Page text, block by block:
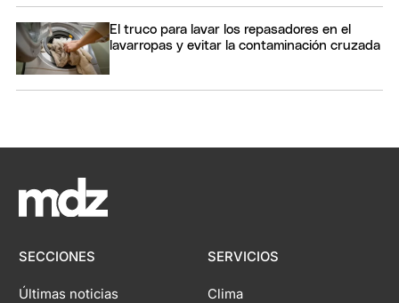
El truco para lavar los repasadores en el
lavarropas y evitar la contaminación cruzada
SECCIONES
Últimas noticias
SERVICIOS
Clima